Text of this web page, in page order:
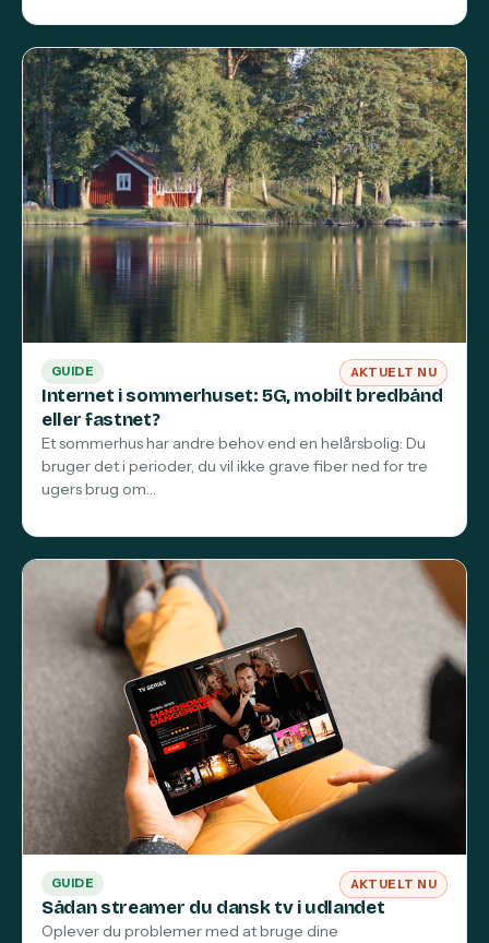
GUIDE AKTUELT NU
Internet i sommerhuset: 5G, mobilt bredbånd
eller fastnet?
Et sommerhus har andre behov end en helårsbolig: Du
bruger det i perioder, du vil ikke grave fiber ned for tre
ugers brug om…
GUIDE AKTUELT NU
Sådan streamer du dansk tv i udlandet
Oplever du problemer med at bruge dine